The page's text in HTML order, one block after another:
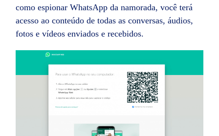
como espionar WhatsApp da namorada, você terá
acesso ao conteúdo de todas as conversas, áudios,
fotos e vídeos enviados e recebidos.